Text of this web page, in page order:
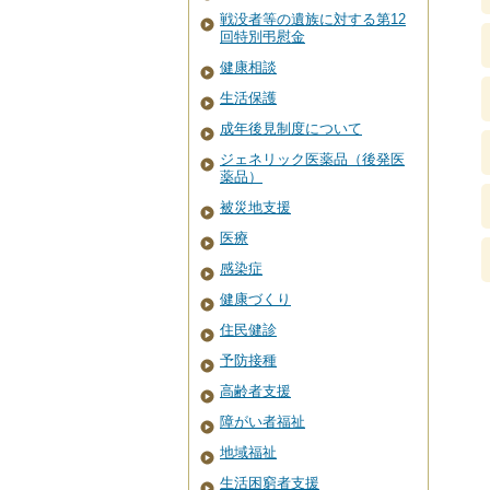
戦没者等の遺族に対する第12
回特別弔慰金
健康相談
生活保護
成年後見制度について
ジェネリック医薬品（後発医
薬品）
被災地支援
医療
感染症
健康づくり
住民健診
予防接種
高齢者支援
障がい者福祉
地域福祉
生活困窮者支援